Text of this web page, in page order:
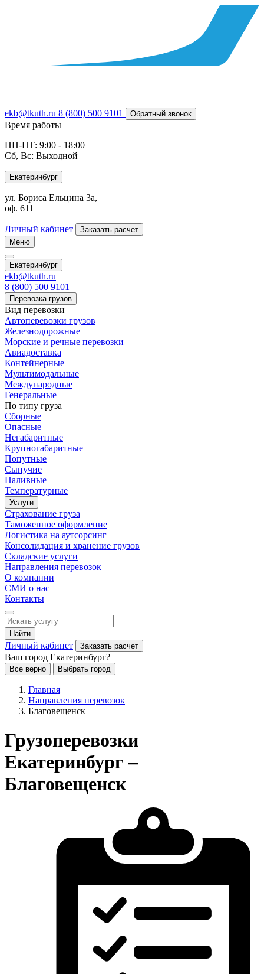
ekb@tkuth.ru 8 (800) 500 9101 Обратный звонок
Время работы
ПН-ПТ: 9:00 - 18:00
Сб, Вс: Выходной
Екатеринбург
ул. Бориса Ельцина 3а,
оф. 611
Личный кабинет
Заказать расчет
Меню
Екатеринбург
ekb@tkuth.ru
8 (800) 500 9101
Перевозка грузов
Вид перевозки
Автоперевозки грузов
Железнодорожные
Морские и речные перевозки
Авиадоставка
Контейнерные
Мультимодальные
Международные
Генеральные
По типу груза
Сборные
Опасные
Негабаритные
Крупногабаритные
Попутные
Сыпучие
Наливные
Температурные
Услуги
Страхование груза
Таможенное оформление
Логистика на аутсорсинг
Консолидация и хранение грузов
Складские услуги
Направления перевозок
О компании
СМИ о нас
Контакты
Найти
Личный кабинет Заказать расчет
Ваш город Екатеринбург?
Все верно Выбрать город
Главная
Направления перевозок
Благовещенск
Грузоперевозки
Екатеринбург –
Благовещенск